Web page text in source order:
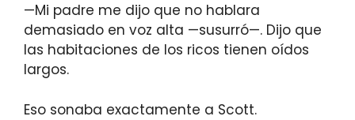
—Mi padre me dijo que no hablara
demasiado en voz alta —susurró—. Dijo que
las habitaciones de los ricos tienen oídos
largos.
Eso sonaba exactamente a Scott.